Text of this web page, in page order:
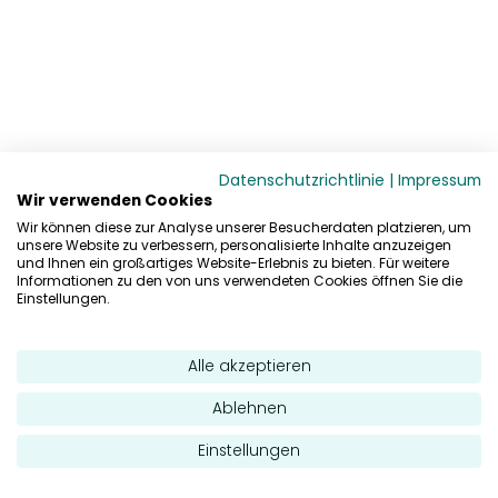
Datenschutzrichtlinie | Impressum
Wir verwenden Cookies
Wir können diese zur Analyse unserer Besucherdaten platzieren, um
unsere Website zu verbessern, personalisierte Inhalte anzuzeigen
und Ihnen ein großartiges Website-Erlebnis zu bieten. Für weitere
Informationen zu den von uns verwendeten Cookies öffnen Sie die
Einstellungen.
Alle akzeptieren
Ablehnen
Einstellungen